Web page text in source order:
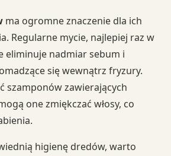
ma ogromne znaczenie dla ich
Regularne mycie, najlepiej raz w
eliminuje nadmiar sebum i
się wewnątrz fryzury.
szamponów zawierających
one zmiękczać włosy, co
higienę dredów, warto